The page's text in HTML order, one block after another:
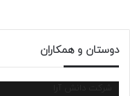
دوستان و همکاران
شرکت دانش آرا